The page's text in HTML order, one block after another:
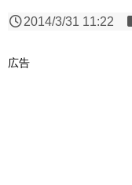
2014/3/31 11:22
広告